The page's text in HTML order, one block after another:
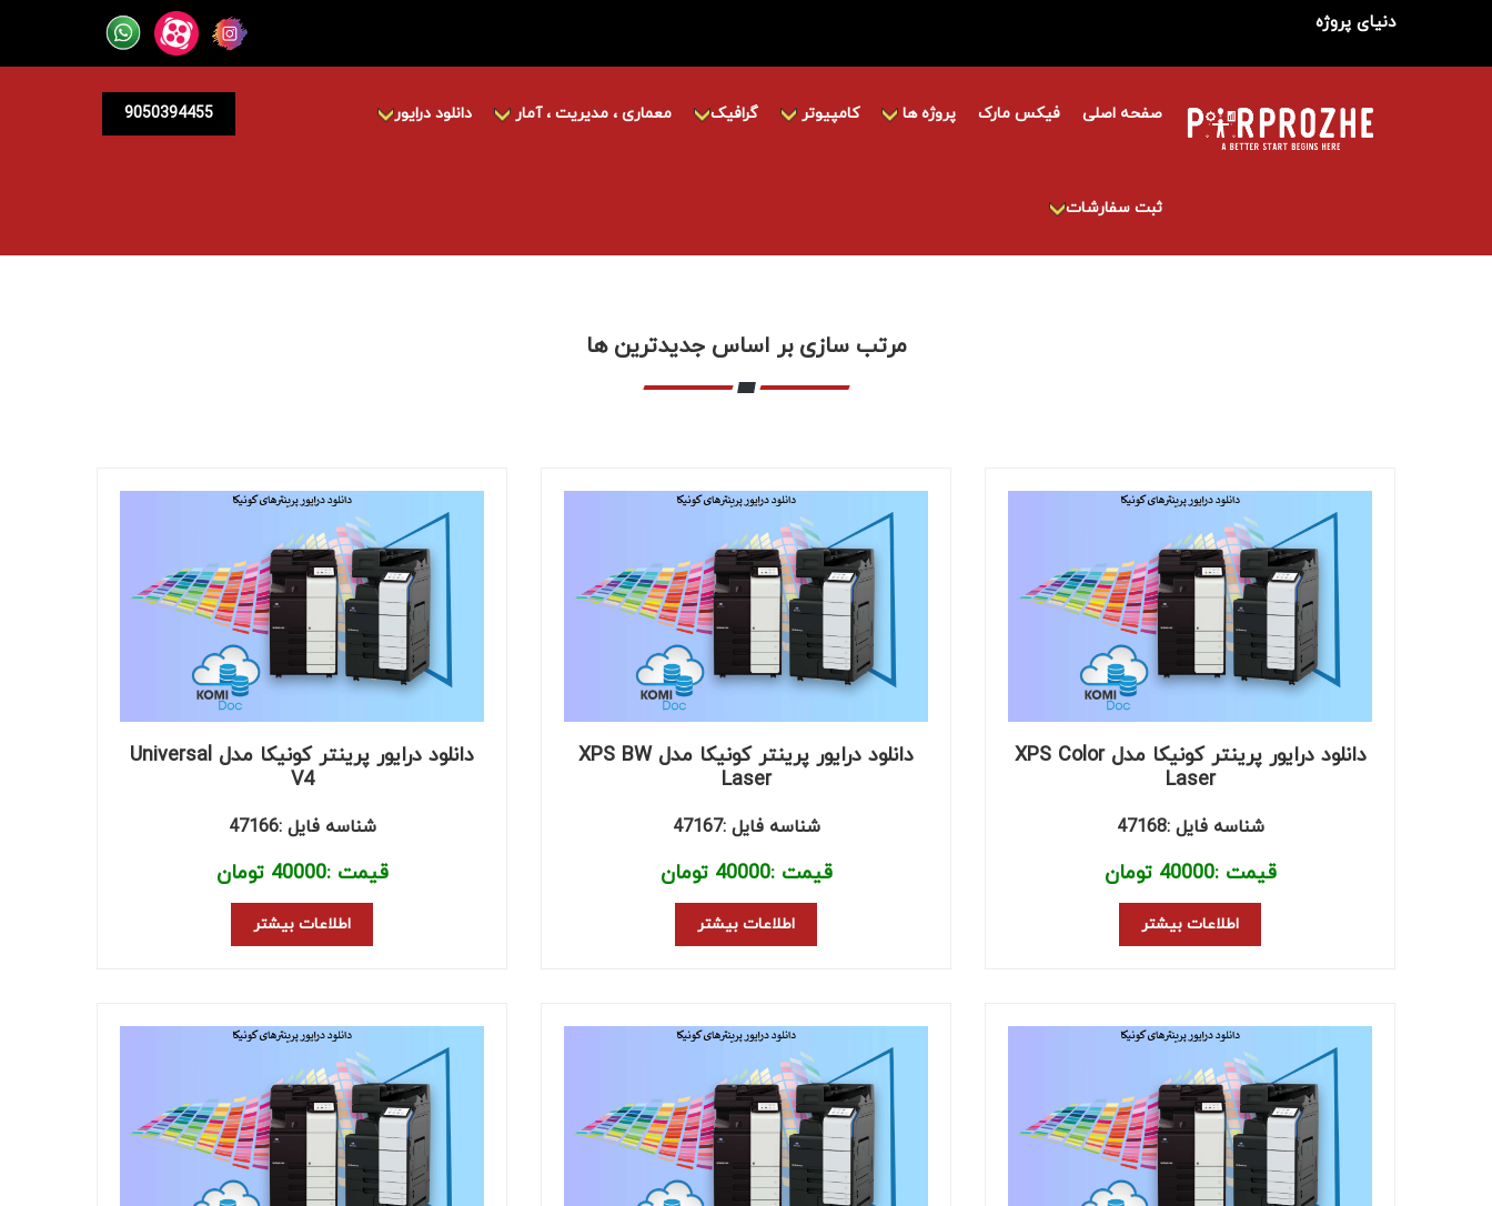
دنیای پروژه
9050394455 صفحه اصلی فیکس مارک پروژه ها کامپیوتر گرافیک معماری ، مدیریت ، آمار دانلود درایور
ثبت سفارشات
مرتب سازی بر اساس جدیدترین ها
دانلود درایور پرینتر کونیکا مدل XPS Color
Laser
شناسه فایل :47168
قیمت :40000 تومان
اطلاعات بیشتر
دانلود درایور پرینتر کونیکا مدل XPS BW
Laser
شناسه فایل :47167
قیمت :40000 تومان
اطلاعات بیشتر
دانلود درایور پرینتر کونیکا مدل Universal
V4
شناسه فایل :47166
قیمت :40000 تومان
اطلاعات بیشتر